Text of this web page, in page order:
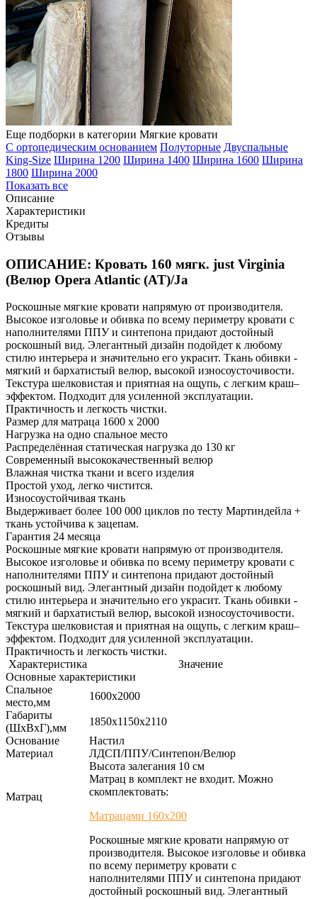
Еще подборки в категории Мягкие кровати
С ортопедическим основанием Полуторные Двуспальные
King-Size Ширина 1200 Ширина 1400 Ширина 1600 Ширина
1800 Ширина 2000
Показать все
Описание
Характеристики
Кредиты
Отзывы
ОПИСАНИЕ: Кровать 160 мягк. just Virginia
(Велюр Opera Atlantic (AT)/Ja
Роскошные мягкие кровати напрямую от производителя.
Высокое изголовье и обивка по всему периметру кровати с
наполнителями ППУ и синтепона придают достойный
роскошный вид. Элегантный дизайн подойдет к любому
стилю интерьера и значительно его украсит. Ткань обивки -
мягкий и бархатистый велюр, высокой износоусточивости.
Текстура шелковистая и приятная на ощупь, с легким краш–
эффектом. Подходит для усиленной эксплуатации.
Практичность и легкость чистки.
Размер для матраца 1600 x 2000
Нагрузка на одно спальное место
Распределённая статическая нагрузка до 130 кг
Современный высококачественный велюр
Влажная чистка ткани и всего изделия
Простой уход, легко чистится.
Износоустойчивая ткань
Выдерживает более 100 000 циклов по тесту Мартиндейла +
ткань устойчива к зацепам.
Гарантия 24 месяца
Роскошные мягкие кровати напрямую от производителя.
Высокое изголовье и обивка по всему периметру кровати с
наполнителями ППУ и синтепона придают достойный
роскошный вид. Элегантный дизайн подойдет к любому
стилю интерьера и значительно его украсит. Ткань обивки -
мягкий и бархатистый велюр, высокой износоусточивости.
Текстура шелковистая и приятная на ощупь, с легким краш–
эффектом. Подходит для усиленной эксплуатации.
Практичность и легкость чистки.
Характеристика
Значение
Основные характеристики
Спальное
место,мм
1600х2000
Габариты
(ШхВхГ),мм
1850х1150х2110
Основание
Настил
Материал
ЛДСП/ППУ/Синтепон/Велюр
Матрац
Высота залегания 10 см
Матрац в комплект не входит. Можно
скомплектовать:
Матрацами 160х200
Роскошные мягкие кровати напрямую от
производителя. Высокое изголовье и обивка
по всему периметру кровати с
наполнителями ППУ и синтепона придают
достойный роскошный вид. Элегантный